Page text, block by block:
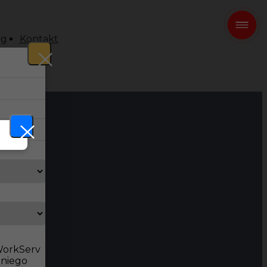
Kontakt